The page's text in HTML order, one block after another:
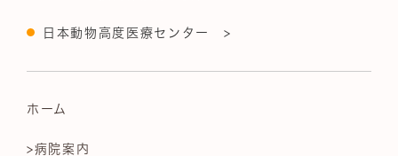
日本動物高度医療センター >
ホーム
>病院案内